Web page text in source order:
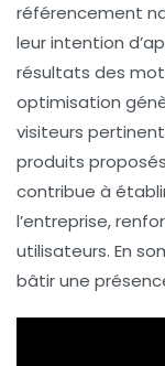
référencement
leur intention
résultats des
optimisation
visiteurs
produits
contribue à
l’entreprise,
utilisateurs. En
bâtir une